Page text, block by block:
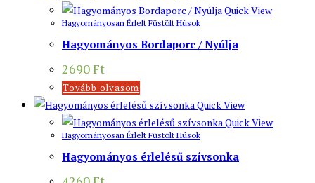
Quick View
Hagyományosan Érlelt Füstölt Húsok
Hagyományos Bordaporc / Nyúlja
2690Ft
Tovább olvasom
Quick View
Quick View
Hagyományosan Érlelt Füstölt Húsok
Hagyományos érlelésű szívsonka